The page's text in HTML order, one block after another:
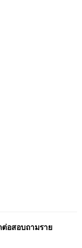
อสอบถามราย